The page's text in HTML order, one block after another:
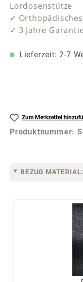
Lordosenstütze
✓
✓ 3 Jahre Garantie
Lieferzeit: 2-7
Zum Merkzettel
Produktnummer:
BEZUG MATERIAL: